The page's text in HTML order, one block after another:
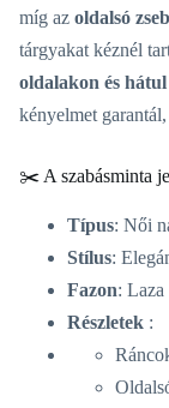
míg az oldalsó
tárgyakat kéznél
oldalakon és
kényelmet
✂️ A szabásminta
Típus: Női
Stílus:
Fazon: Laza
Részletek :